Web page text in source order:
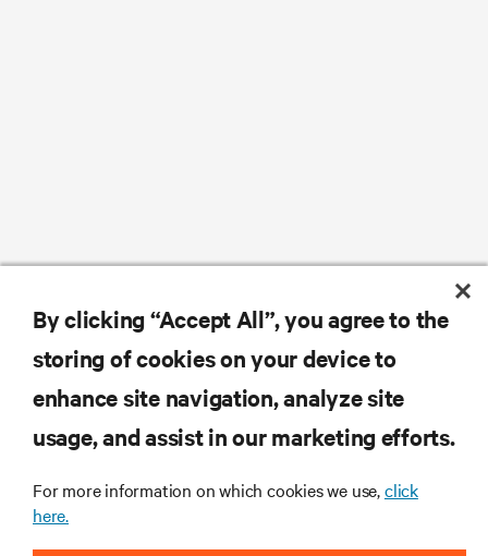
By clicking “Accept All”, you agree to the
storing of cookies on your device to
enhance site navigation, analyze site
usage, and assist in our marketing efforts.
For more information on which cookies we use,click
here.